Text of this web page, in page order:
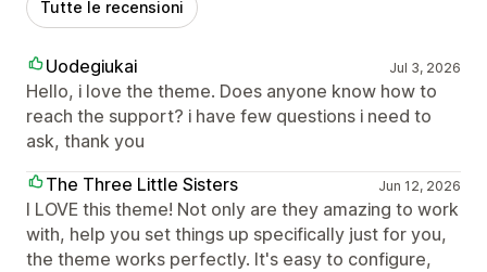
Tutte le recensioni
Uodegiukai Jul 3, 2026
Hello, i love the theme. Does anyone know how to
reach the support? i have few questions i need to
ask, thank you
The Three Little Sisters
Jun 12, 2026
I LOVE this theme! Not only are they amazing to work
with, help you set things up specifically just for you,
the theme works perfectly. It's easy to configure,